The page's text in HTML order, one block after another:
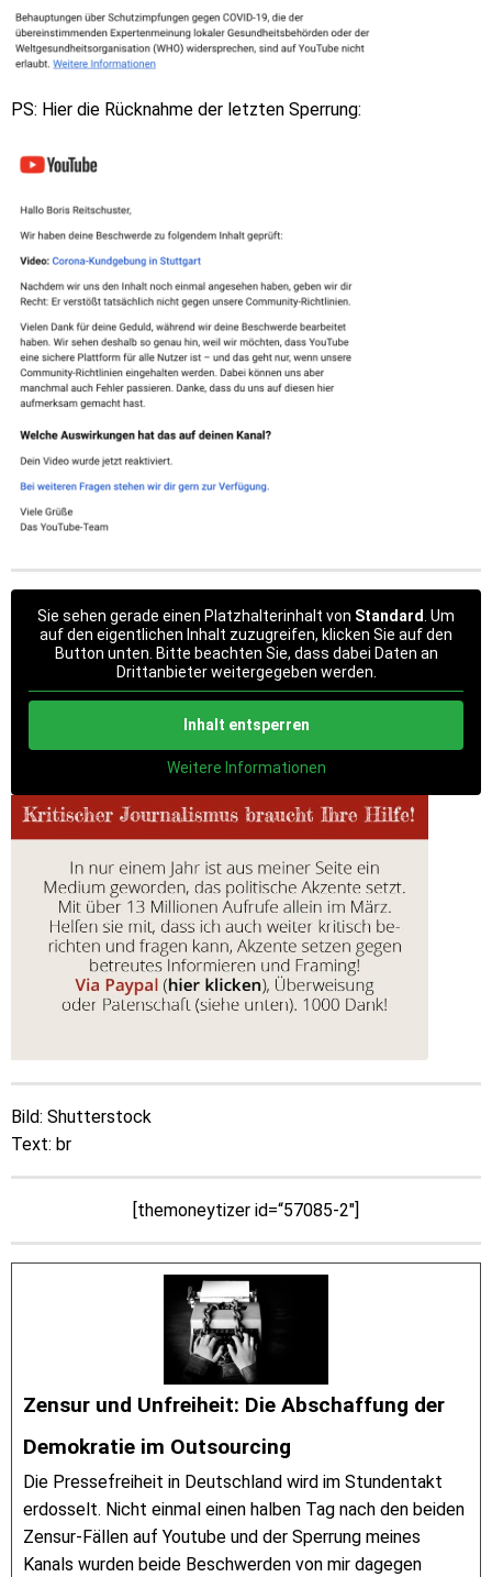
PS: Hier die Rücknahme der letzten Sperrung:
Sie sehen gerade einen Platzhalterinhalt von Standard . Um
auf den eigentlichen Inhalt zuzugreifen, klicken Sie auf den
Button unten. Bitte beachten Sie, dass dabei Daten an
Drittanbieter weitergegeben werden.
Inhalt entsperren
Weitere Informationen
Bild: Shutterstock
Text: br
[themoneytizer id=“57085-2″]
Zensur und Unfreiheit: Die Abschaffung der
Demokratie im Outsourcing
Die Pressefreiheit in Deutschland wird im Stundentakt
erdosselt. Nicht einmal einen halben Tag nach den beiden
Zensur-Fällen auf Youtube und der Sperrung meines
Kanals wurden beide Beschwerden von mir dagegen